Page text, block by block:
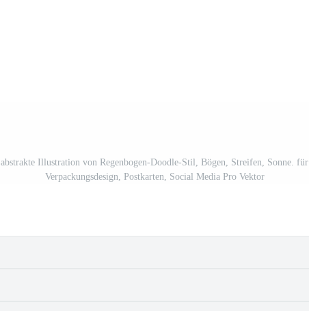
abstrakte Illustration von Regenbogen-Doodle-Stil, Bögen, Streifen, Sonne. für
Verpackungsdesign, Postkarten, Social Media Pro Vektor